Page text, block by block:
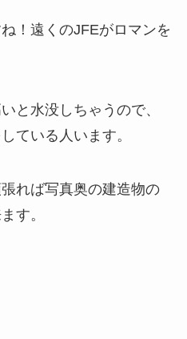
！遠くのJFEがロマンを
と水没しちゃうので、
ている人います。
れば写真奥の建造物の
す。